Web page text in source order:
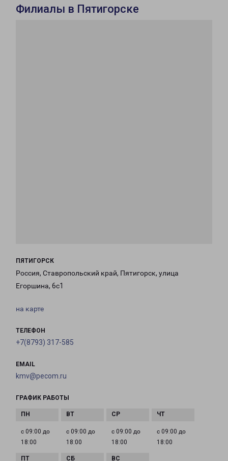
Филиалы в Пятигорске
ПЯТИГОРСК
Россия, Ставропольский край, Пятигорск, улица
Егоршина, 6с1
на карте
ТЕЛЕФОН
+7(8793) 317-585
EMAIL
kmv@pecom.ru
ГРАФИК РАБОТЫ
с 09:00 до
18:00
с 09:00 до
18:00
с 09:00 до
18:00
с 09:00 до
18:00